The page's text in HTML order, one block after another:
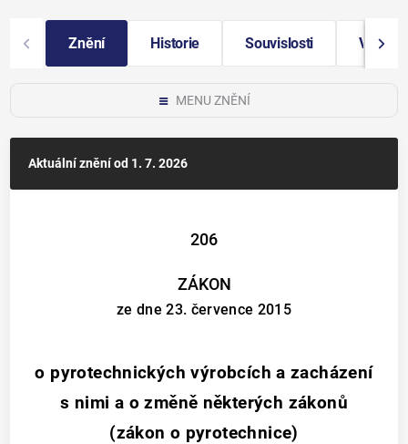
Znění Historie Souvislosti
MENU ZNĚNÍ
Aktuální zněníod 1. 7. 2026
206
ZÁKON
ze dne 23. července 2015
o pyrotechnických výrobcích a zacházení
s nimi a o změně některých zákonů
(zákon o pyrotechnice)